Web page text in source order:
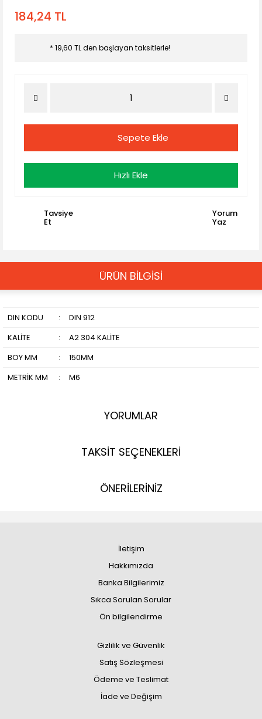
184,24 TL
* 19,60 TL den başlayan taksitlerle!
Sepete Ekle
Hızlı Ekle
Tavsiye
Et
Yorum
Yaz
ÜRÜN BİLGİSİ
DIN KODU :
DIN 912
KALİTE
:
A2 304 KALİTE
BOY MM
:
150MM
METRİK MM
: M6
YORUMLAR
TAKSİT SEÇENEKLERİ
ÖNERİLERİNİZ
İletişim
Hakkımızda
Banka Bilgilerimiz
Sıkca Sorulan Sorular
Ön bilgilendirme
Gizlilik ve Güvenlik
Satış Sözleşmesi
Ödeme ve Teslimat
İade ve Değişim